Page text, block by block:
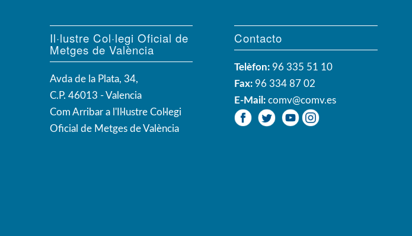
Il·lustre Col·legi Oficial de
Metges de València
Avda de la Plata, 34,
C.P. 46013 - Valencia
Com Arribar a l'Il·lustre Col·legi
Oficial de Metges de València
Contacto
Telèfon: 96 335 51 10
Fax: 96 334 87 02
E-Mail:comv@comv.es